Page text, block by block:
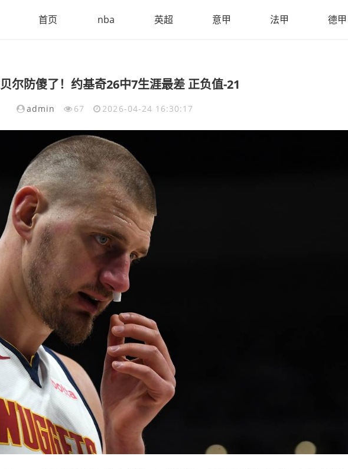
首页 nba 英超 意甲 法甲 德甲
尔防傻了！约基奇26中7生涯最差 正负值-21
admin 67 2026-04-24 16:30:17